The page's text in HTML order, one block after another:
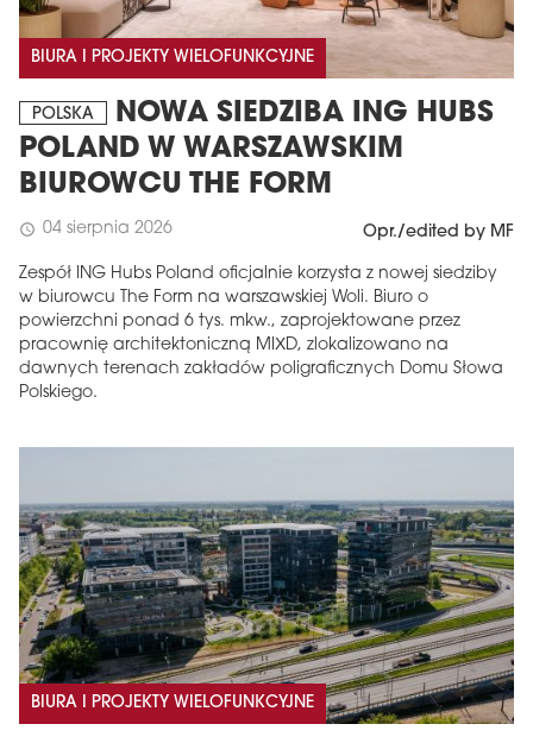
BIURA I PROJEKTY WIELOFUNKCYJNE
POLSKA
NOWA SIEDZIBA ING HUBS
POLAND W WARSZAWSKIM
BIUROWCU THE FORM
schedule 04 sierpnia 2026 Opr./edited by MF
Zespół ING Hubs Poland oficjalnie korzysta z nowej siedziby
w biurowcu The Form na warszawskiej Woli. Biuro o
powierzchni ponad 6 tys. mkw., zaprojektowane przez
pracownię architektoniczną MIXD, zlokalizowano na
dawnych terenach zakładów poligraficznych Domu Słowa
Polskiego.
BIURA I PROJEKTY WIELOFUNKCYJNE